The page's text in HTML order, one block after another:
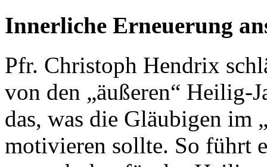
Innerliche Erneuerung
Pfr. Christoph Hendrix
von den „äußeren“ Heilig-
das, was die Gläubigen im
motivieren sollte. So führt